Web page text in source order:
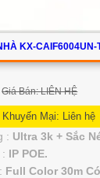
KX-
Giá Bán: LIÊN HỆ
Khuyến Mại: Liên hệ
: Ultra 3k + Sắc
IP POE.
Full Color 30m